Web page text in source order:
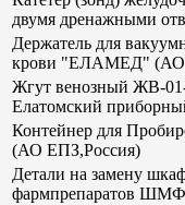
двумя дренажными
Держатель для
крови "ЕЛАМЕД" (АО
Жгут венозный ЖВ-
Елатомский
Контейнер для
(АО ЕПЗ,Россия)
Детали на замену
фармпрепаратов